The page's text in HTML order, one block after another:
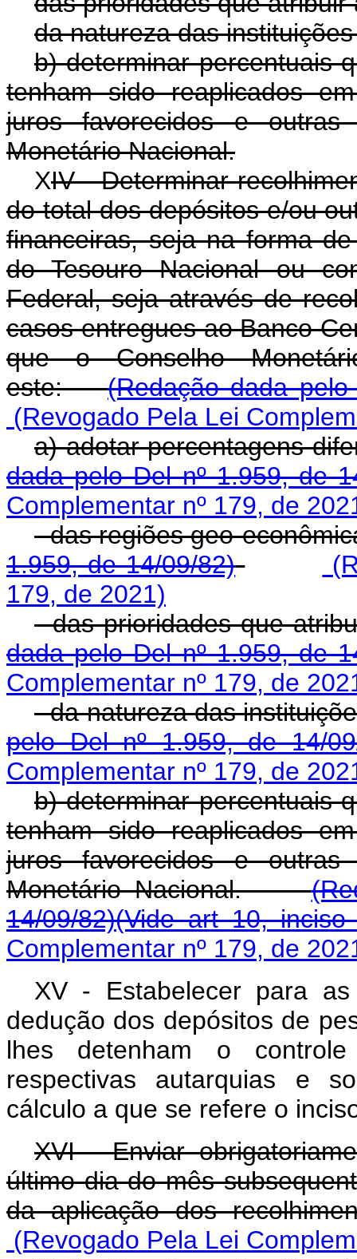
da natureza das
b) determinar percentuais
tenham sido reaplicados
juros favorecidos e outras
Monetário Nacional.
XIV - Determinar
do total dos depósitos e/ou
financeiras, seja na forma
do Tesouro Nacional ou
Federal, seja através de
casos entregues ao Banco
que o Conselho
este:(Redação dada
(Revogado Pela Lei
a) adotar
dada pelo Del nº 1.959, de
Complementar nº 179, de
- das regiões geo-
1.959, de 14/09/82)
179, de 2021)
- das prioridades que
dada pelo Del nº 1.959, de
Complementar nº 179, de
- da natureza das
pelo Del nº 1.959, de 14/
Complementar nº 179, de
b) determinar percentuais
tenham sido reaplicados
juros favorecidos e outras
Monetário Nacional.
14/09/82)(Vide art 10, inciso
Complementar nº 179, de
XV - Estabelecer para
dedução dos depósitos de
lhes detenham o
respectivas autarquias e
cálculo a que se refere o
XVI - Enviar
último dia do mês
da aplicação dos
(Revogado Pela Lei